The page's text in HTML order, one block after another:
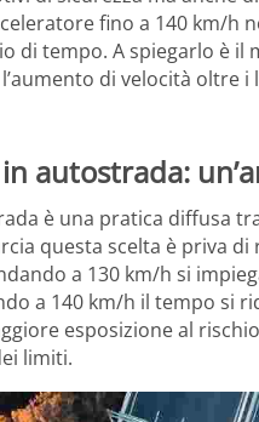
fino a 140 km/h
di tempo. A spiegarlo è il
di velocità
autostrada:
è una pratica diffusa
questa scelta è priva
a 130 km/h si
a 140 km/h il tempo si
esposizione al
limiti.